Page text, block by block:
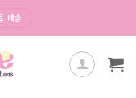
배송